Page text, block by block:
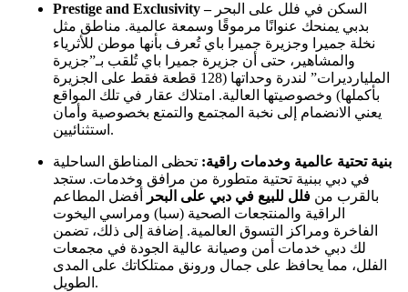
Prestige and Exclusivity –السكن في فلل على البحر
بدبي يمنحك عنوانًا مرموقًا وسمعة عالمية. مناطق مثل
نخلة جميرا وجزيرة جميرا باي تُعرف بأنها موطن للأثرياء
والمشاهير، حتى أن جزيرة جميرا باي تُلقب بـ”جزيرة
المليارديرات” لندرة وحداتها (128 قطعة فقط على الجزيرة
بأكملها) وخصوصيتها العالية. امتلاك عقار في تلك المواقع
يعني الانضمام إلى نخبة المجتمع والتمتع بخصوصية وأمان
استثنائيين.
بنية تحتية عالمية وخدمات راقية: تحظى المناطق الساحلية
في دبي ببنية تحتية متطورة من مرافق وخدمات. ستجد
بالقرب من فلل للبيع في دبي على البحر
أفضل المطاعم
الراقية والمنتجعات الصحية (سبا) ومراسي اليخوت
الفاخرة ومراكز التسوق العالمية. إضافة إلى ذلك، تضمن
لك دبي خدمات أمن وصيانة عالية الجودة في مجمعات
الفلل، مما يحافظ على جمال ورونق ممتلكاتك على المدى
الطويل.